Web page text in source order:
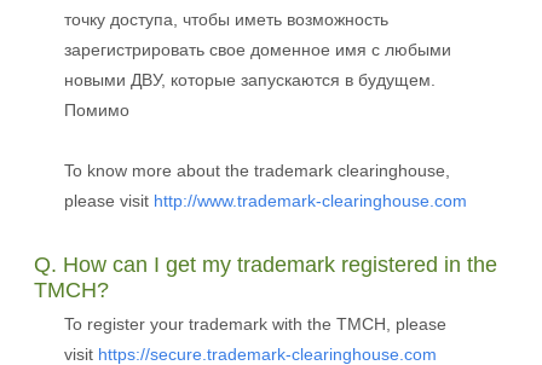
точку доступа, чтобы иметь возможность
зарегистрировать свое доменное имя с любыми
новыми ДВУ, которые запускаются в будущем.
Помимо
To know more about the trademark clearinghouse,
please visit http://www.trademark-clearinghouse.com
Q. How can I get my trademark registered in the
TMCH?
To register your trademark with the TMCH, please
visit https://secure.trademark-clearinghouse.com